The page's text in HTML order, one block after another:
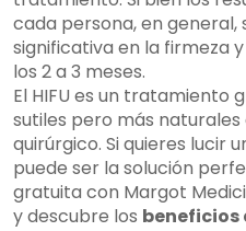
cada persona, en
significativa en la firmeza
los 2 a 3 meses.
El HIFU es un tratamiento
sutiles pero más
quirúrgico. Si quieres lucir
puede ser la solución
gratuita con Margot
y descubre los beneficios